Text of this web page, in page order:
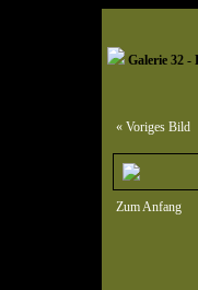
Galerie 32 -
« Voriges Bild
Zum Anfang